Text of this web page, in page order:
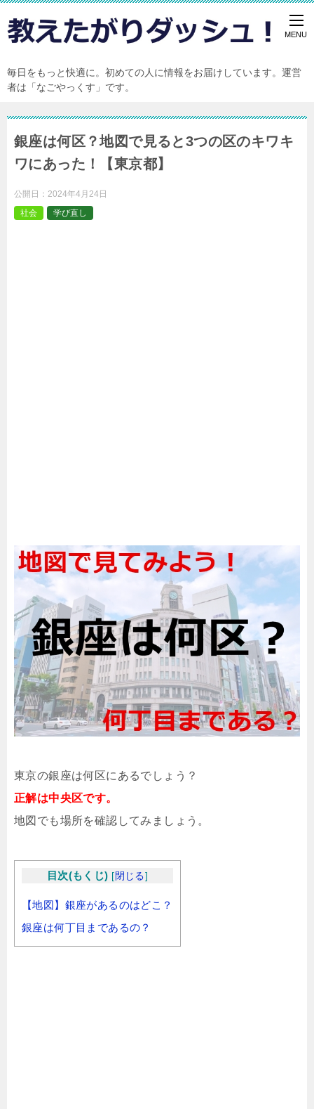
毎日をもっと快適に。初めての人に情報をお届けしています。運営
者は「なごやっくす」です。
銀座は何区？地図で見ると3つの区のキワキ
ワにあった！【東京都】
公開日： 2024年4月24日
社会
学び直し
東京の銀座は何区にあるでしょう？
正解は中央区です。
地図でも場所を確認してみましょう。
目次(もくじ) [閉じる]
【地図】銀座があるのはどこ？
銀座は何丁目まであるの？